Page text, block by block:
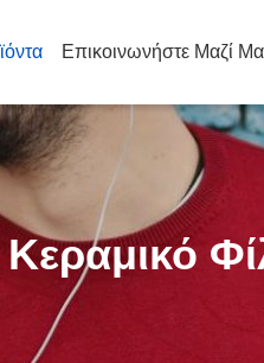
Επικοινωνήστε Μαζί